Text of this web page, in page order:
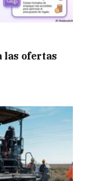
las ofertas